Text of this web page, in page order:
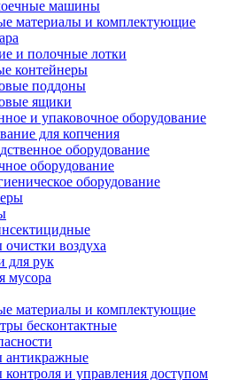
машины
материалы и комплектующие
и полочные лотки
контейнеры
поддоны
ящики
и упаковочное оборудование
для копчения
оборудование
оборудование
оборудование
воздуха
для рук
мусора
материалы и комплектующие
бесконтактные
антикражные
и управления доступом